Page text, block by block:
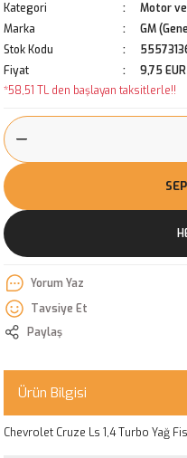
Kategori
Motor
Marka
GM
Stok Kodu
Fiyat
9,75
*58,51 TL den başlayan taksitlerle!!
Yorum Yaz
Tavsiye Et
Paylaş
Ürün Bilgisi
Chevrolet Cruze Ls 1,4 Turbo Yağ